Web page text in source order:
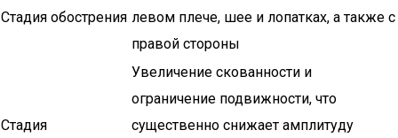
Стадия обострения левом плече, шее и лопатках, а также с
правой стороны
Стадия
Увеличение скованности и
ограничение подвижности, что
существенно снижает амплитуду